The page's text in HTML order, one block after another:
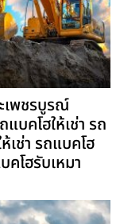
เพชรบูรณ์
แบคโฮให้เช่า รถ
เช่า รถแบคโฮ
คโฮรับเหมา